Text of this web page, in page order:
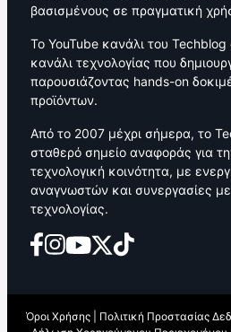
βασισμένους σε πραγματική
Το YouTube κανάλι του
κανάλι τεχνολογίας που
παρουσιάζοντας hands-on
προϊόντων.
Από το 2007 μέχρι σήμερα, το
σταθερό σημείο αναφοράς για
τεχνολογική κοινότητα, με
αναγνωστών και συνεργασίες με
τεχνολογίας.
Όροι Χρήσης Πολιτική Προστασίας